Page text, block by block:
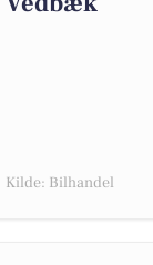
Kilde: Bilhandel